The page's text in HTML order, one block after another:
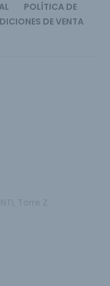
POLÍTICA DE
DE VENTA